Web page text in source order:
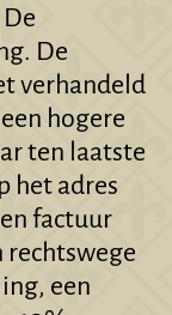
De
verhandeld
hogere
ten laatste
het adres
factuur
een